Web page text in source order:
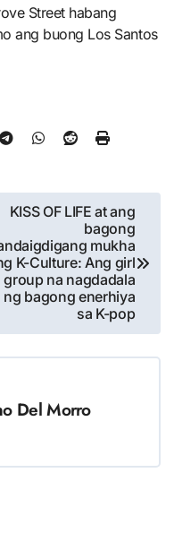
Street habang
ang buong Los Santos
KISS OF LIFE at ang
bagong
mukha
K-Culture: Ang girl
group na nagdadala
ng bagong enerhiya
sa K-pop
Del Morro